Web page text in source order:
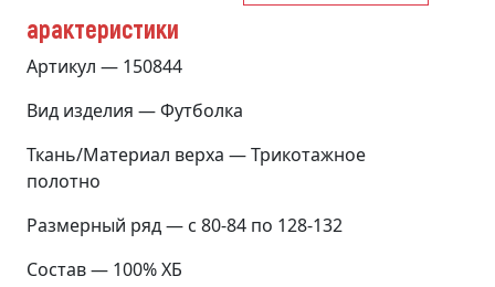
арактеристики
Артикул — 150844
Вид изделия — Футболка
Ткань/Материал верха — Трикотажное
полотно
Размерный ряд — с 80-84 по 128-132
Состав — 100% ХБ